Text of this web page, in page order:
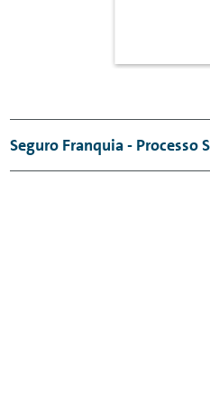
Seguro Franquia - Processo
Ouvidoria Icatu: 0800 286
seguro é opcional, sendo
automático e não